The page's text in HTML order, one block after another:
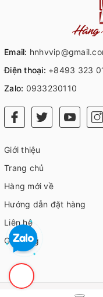
Email:
Điện thoại: +8493 323
Zalo: 0933230110
Giới thiệu
Trang chủ
Hàng mới về
Hướng dẫn đặt hàng
Liên hệ
Giỏ hàng
©